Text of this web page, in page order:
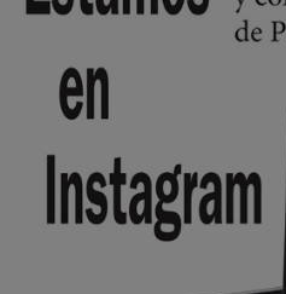
🔴 EXCLUSIVA |